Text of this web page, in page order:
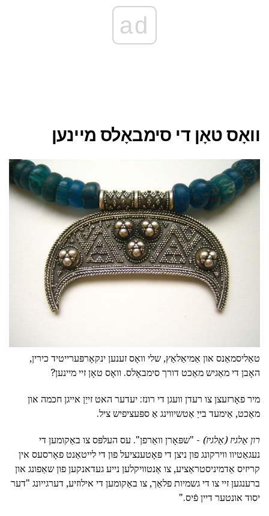
ad
וואָס טאָן די סימבאָלס מיינען
טאַליסמאַנס און אַמיאַלאַץ, שלי וואָס זענען ינקאָרפּערייטיד כירין,
האָבן די מאַגיש מאַכט דורך סימבאָלס. וואָס טאָן זיי מיינען?
מיר פאָרזעצן צו רעדן וועגן די רונז: יעדער האט זייַן אייגן חכמה און
מאַכט, אַימעד בייַ אַטשיווינג אַ ספּעציפיש ציל.
רון אַלגיז (אַלגיז) - "שפּאָרן וואַרפן". עס העלפּס צו באַקומען די
נעגאַטיוו ווירקונג פון ניצן די פּאָטענציעל פון די לייטאַנט פאָרסעס אין
קריזיס אַדמיניסטראַציע, צו אַנטוויקלען נייע געדאנקען פון שאַפונג און
ברענגען זיי צו די גשמיות פלאַך, צו באַקומען די אילוזיע, דערגייונג "דער
יסוד אונטער דיין פֿיס."